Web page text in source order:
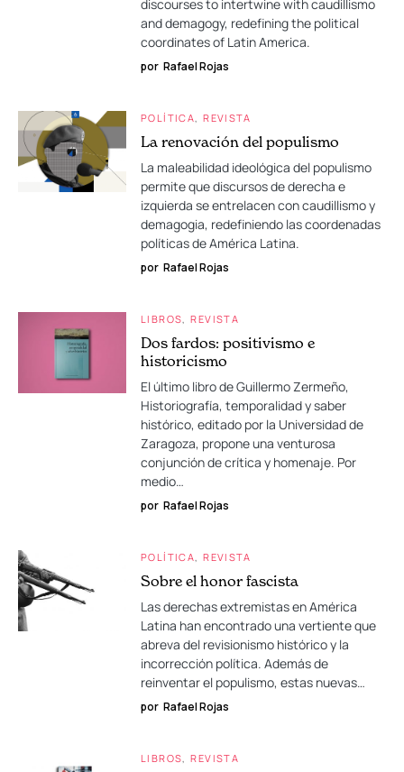
discourses to intertwine with caudillismo
and demagogy, redefining the political
coordinates of Latin America.
por Rafael Rojas
POLÍTICA REVISTA
La renovación del populismo
La maleabilidad ideológica del populismo
permite que discursos de derecha e
izquierda se entrelacen con caudillismo y
demagogia, redefiniendo las coordenadas
políticas de América Latina.
por Rafael Rojas
LIBROS REVISTA
Dos fardos: positivismo e
historicismo
El último libro de Guillermo Zermeño,
Historiografía, temporalidad y saber
histórico, editado por la Universidad de
Zaragoza, propone una venturosa
conjunción de crítica y homenaje. Por
medio…
por Rafael Rojas
POLÍTICA REVISTA
Sobre el honor fascista
Las derechas extremistas en América
Latina han encontrado una vertiente que
abreva del revisionismo histórico y la
incorrección política. Además de
reinventar el populismo, estas nuevas…
por Rafael Rojas
LIBROS REVISTA